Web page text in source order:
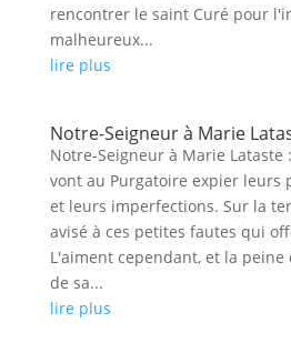
rencontrer le saint Curé pour
malheureux...
lire plus
Notre-Seigneur à Marie
Notre-Seigneur à Marie Lataste
vont au Purgatoire expier leurs
et leurs imperfections. Sur la
avisé à ces petites fautes qui
L'aiment cependant, et la
de sa...
lire plus